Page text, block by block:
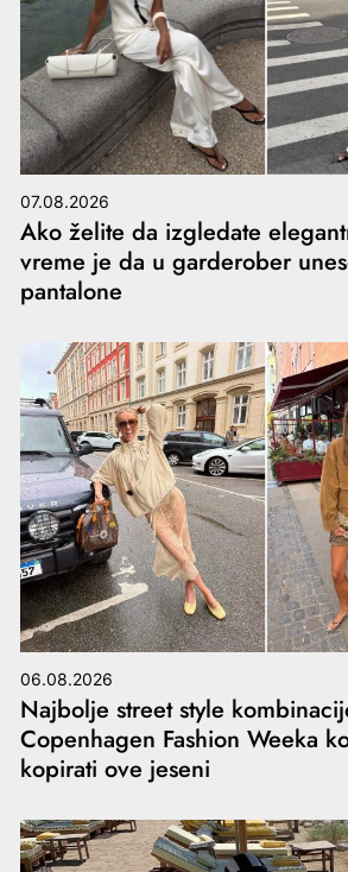
07.08.2026
Ako želite da izgledate
vreme je da u garderober
pantalone
06.08.2026
Najbolje street style
Copenhagen Fashion Weeka
kopirati ove jeseni